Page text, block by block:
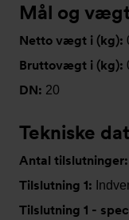
Mål og vægt
Netto vægt i (kg):
Bruttovægt i (kg):
DN: 20
Tekniske
Antal tilslutninger:
Tilslutning 1:
Tilslutning 1 -